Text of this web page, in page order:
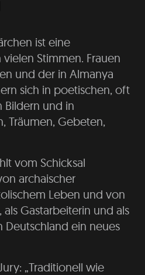
ist eine
Stimmen. Frauen
und der in Almanya
sich in poetischen, oft
Bildern und in
Träumen, Gebeten,
vom Schicksal
archaischer
Leben und von
Gastarbeiterin und als
ein neues
„Traditionell wie